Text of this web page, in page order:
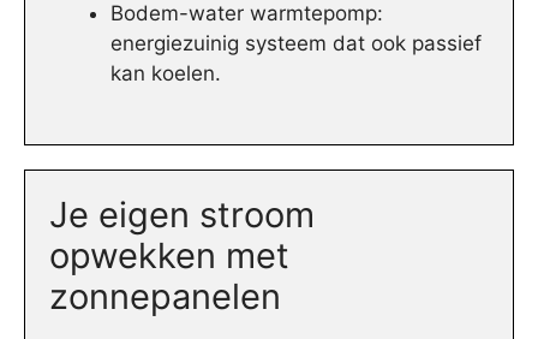
Bodem-water warmtepomp:
energiezuinig systeem dat ook passief
kan koelen.
Je eigen stroom
opwekken met
zonnepanelen